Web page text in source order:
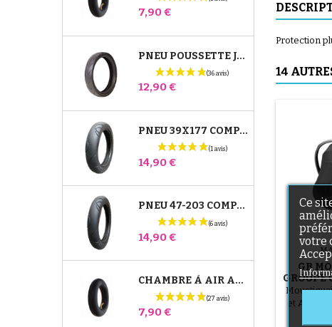
Prix
7,90 €
PNEU POUSSETTE JANÉ SLALOM PRO ET POWERTWIN
Prix
12,90 €
PNEU 39X177 COMPATIBLE POUSSETTE BUGABOO DONKEY - POUR ROUE AVANT
Prix
14,90 €
PNEU 47-203 COMPATIBLE POUSSETTE BUGABOO DONKEY - POUR ROUE ARRIÈRE
Prix
14,90 €
CHAMBRE À AIR ARRIÈRE POUSSETTE WHIZZ RED CASTLE
Prix
7,90 €
Protection
14
GB
et Artio
lors
Ce
votre